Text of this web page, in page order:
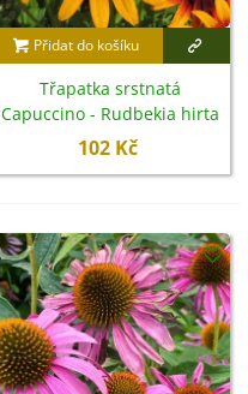
Přidat do košíku
Třapatka srstnatá
Capuccino - Rudbekia hirta
- semena - 50 ks
102 Kč